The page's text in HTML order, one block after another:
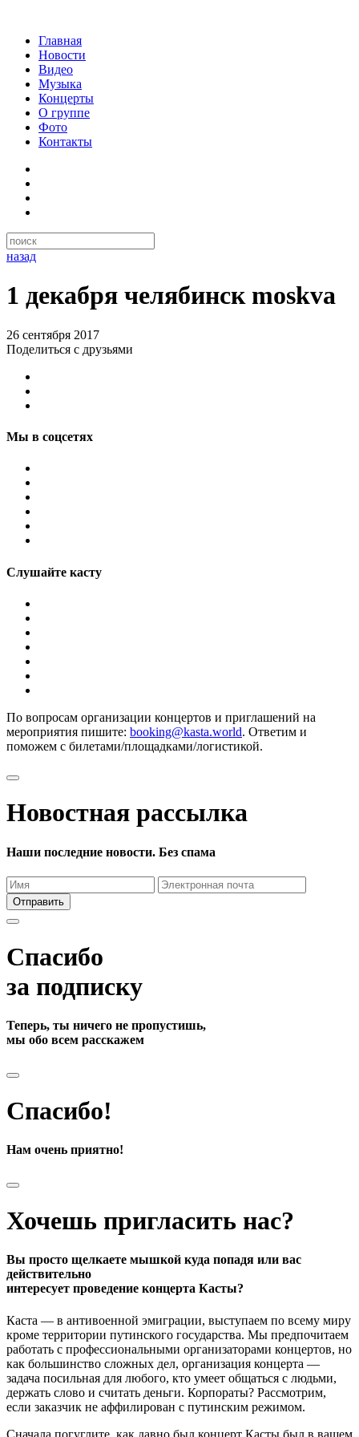
Главная
Новости
Видео
Музыка
Концерты
О группе
Фото
Контакты
назад
1 декабря челябинск moskva
26 сентября 2017
Поделиться с друзьями
Мы в соцсетях
Слушайте касту
По вопросам организации концертов и приглашений на
мероприятия пишите: booking@kasta.world. Ответим и
поможем с билетами/площадками/логистикой.
Новостная рассылка
Наши последние новости. Без спама
Отправить
Спасибо
за подписку
Теперь, ты ничего не пропустишь,
мы обо всем расскажем
Спасибо!
Нам очень приятно!
Хочешь пригласить нас?
Вы просто щелкаете мышкой куда попадя или вас
действительно
интересует проведение концерта Касты?
Каста — в антивоенной эмиграции, выступаем по всему миру
кроме территории путинского государства. Мы предпочитаем
работать с профессиональными организаторами концертов, но
как большинство сложных дел, организация концерта —
задача посильная для любого, кто умеет общаться с людьми,
держать слово и считать деньги. Корпораты? Рассмотрим,
если заказчик не аффилирован с путинским режимом.
Сначала погуглите, как давно был концерт Касты был в вашем